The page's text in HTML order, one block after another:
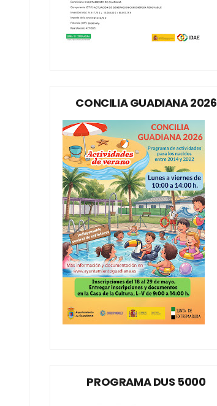
CONCILIA GUADIANA 2026
PROGRAMA DUS 5000